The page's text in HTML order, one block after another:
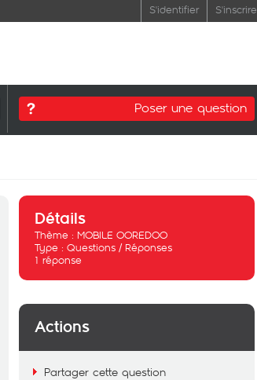
S'identifier S'inscrire
Poser une question
Détails
Thème : MOBILE OOREDOO
Type : Questions / Réponses
1 réponse
Actions
Partager cette question